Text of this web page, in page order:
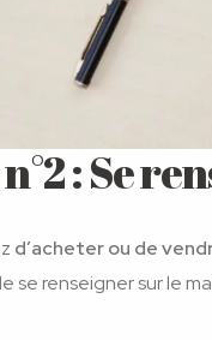
: Se
d’acheter ou de
se renseigner sur le